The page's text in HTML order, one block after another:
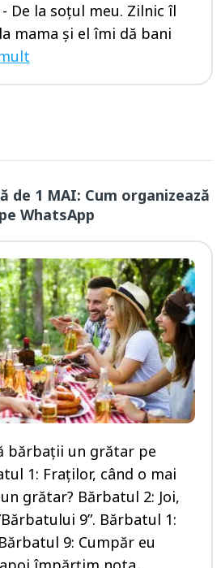
De la soțul meu. Zilnic îl
mama și el îmi dă bani
de 1 MAI: Cum organizează
WhatsApp
bărbații un grătar pe
1: Fraților, când o mai
grătar? Bărbatul 2: Joi,
9”. Bărbatul 1:
9: Cumpăr eu